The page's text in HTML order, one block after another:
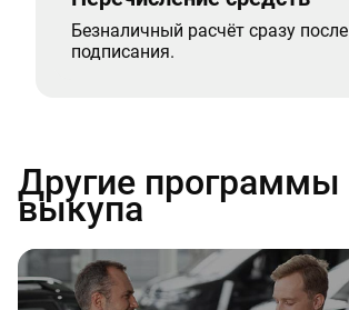
Безналичный расчёт сразу после
подписания.
Другие программы
выкупа